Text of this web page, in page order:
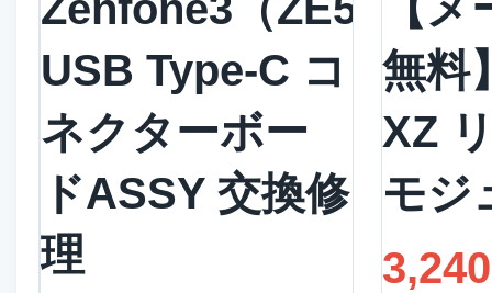
USB Type-C コ
ネクターボー
ドASSY 交換修
理
無料
XZ
モジ